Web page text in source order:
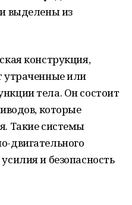
выделены из
конструкция,
утраченные или
тела. Он состоит
которые
Такие системы
двигательного
и безопасность